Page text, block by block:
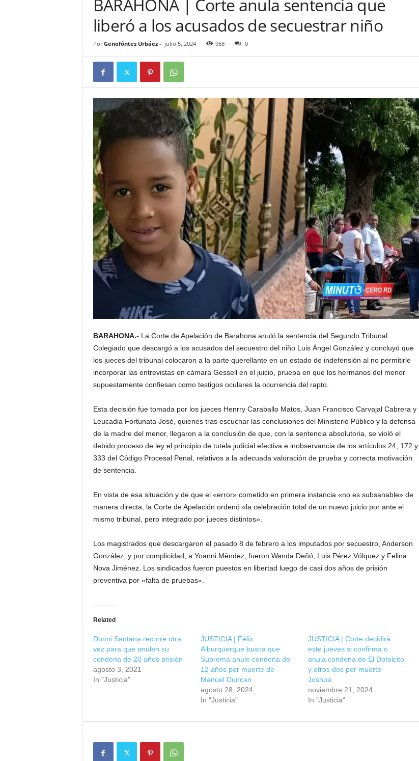
BARAHONA | Corte anula sentencia que
liberó a los acusados de secuestrar niño
Por Genofóntes Urbáez- julio 5, 2024 958 0
BARAHONA.-La Corte de Apelación de Barahona anuló la sentencia del Segundo Tribunal
Colegiado que descargó a los acusados del secuestro del niño Luis Ángel González y concluyó que
los jueces del tribunal colocaron a la parte querellante en un estado de indefensión al no permitirle
incorporar las entrevistas en cámara Gessell en el juicio, prueba en que los hermanos del menor
supuestamente confiesan como testigos oculares la ocurrencia del rapto.
Esta decisión fue tomada por los jueces Henrry Caraballo Matos, Juan Francisco Carvajal Cabrera y
Leucadia Fortunata José, quienes tras escuchar las conclusiones del Ministerio Público y la defensa
de la madre del menor, llegaron a la conclusión de que, con la sentencia absolutoria, se violó el
debido proceso de ley el principio de tutela judicial efectiva e inobservancia de los artículos 24, 172 y
333 del Código Procesal Penal, relativos a la adecuada valoración de prueba y correcta motivación
de sentencia.
En vista de esa situación y de que el «error» cometido en primera instancia «no es subsanable» de
manera directa, la Corte de Apelación ordenó «la celebración total de un nuevo juicio por ante el
mismo tribunal, pero integrado por jueces distintos».
Los magistrados que descargaron el pasado 8 de febrero a los imputados por secuestro, Anderson
González, y por complicidad, a Yoanni Méndez, fueron Wanda Deñó, Luis Pérez Vólquez y Felina
Nova Jiménez. Los sindicados fueron puestos en libertad luego de casi dos años de prisión
preventiva por «falta de pruebas«.
Related
Donni Santana recurre otra
vez para que anulen su
condena de 20 años prisión
agosto 3, 2021
In "Justicia"
JUSTICIA | Félix
Alburquerque busca que
Suprema anule condena de
12 años por muerte de
Manuel Duncan
agosto 28, 2024
In "Justicia"
JUSTICIA | Corte decidirá
este jueves si confirma o
anula condena de El Dotolcito
y otros dos por muerte
Joshua
noviembre 21, 2024
In "Justicia"